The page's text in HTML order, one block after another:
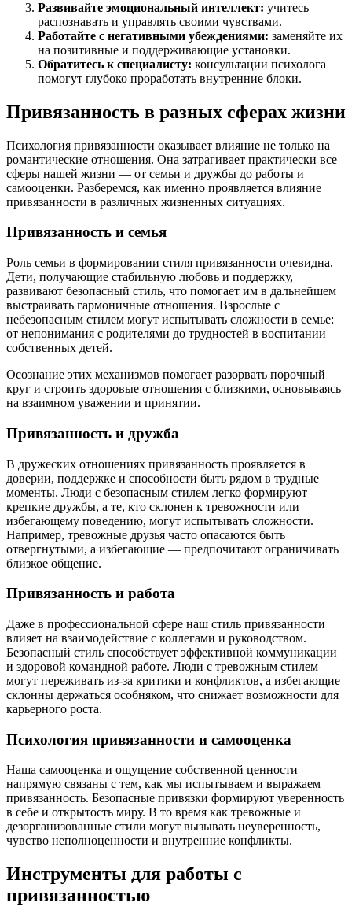
Развивайте эмоциональный интеллект: учитесь
распознавать и управлять своими чувствами.
Работайте с негативными убеждениями: заменяйте их
на позитивные и поддерживающие установки.
Обратитесь к специалисту: консультации психолога
помогут глубоко проработать внутренние блоки.
Привязанность в разных сферах жизни
Психология привязанности оказывает влияние не только на
романтические отношения. Она затрагивает практически все
сферы нашей жизни — от семьи и дружбы до работы и
самооценки. Разберемся, как именно проявляется влияние
привязанности в различных жизненных ситуациях.
Привязанность и семья
Роль семьи в формировании стиля привязанности очевидна.
Дети, получающие стабильную любовь и поддержку,
развивают безопасный стиль, что помогает им в дальнейшем
выстраивать гармоничные отношения. Взрослые с
небезопасным стилем могут испытывать сложности в семье:
от непонимания с родителями до трудностей в воспитании
собственных детей.
Осознание этих механизмов помогает разорвать порочный
круг и строить здоровые отношения с близкими, основываясь
на взаимном уважении и принятии.
Привязанность и дружба
В дружеских отношениях привязанность проявляется в
доверии, поддержке и способности быть рядом в трудные
моменты. Люди с безопасным стилем легко формируют
крепкие дружбы, а те, кто склонен к тревожности или
избегающему поведению, могут испытывать сложности.
Например, тревожные друзья часто опасаются быть
отвергнутыми, а избегающие — предпочитают ограничивать
близкое общение.
Привязанность и работа
Даже в профессиональной сфере наш стиль привязанности
влияет на взаимодействие с коллегами и руководством.
Безопасный стиль способствует эффективной коммуникации
и здоровой командной работе. Люди с тревожным стилем
могут переживать из-за критики и конфликтов, а избегающие
склонны держаться особняком, что снижает возможности для
карьерного роста.
Психология привязанности и самооценка
Наша самооценка и ощущение собственной ценности
напрямую связаны с тем, как мы испытываем и выражаем
привязанность. Безопасные привязки формируют уверенность
в себе и открытость миру. В то время как тревожные и
дезорганизованные стили могут вызывать неуверенность,
чувство неполноценности и внутренние конфликты.
Инструменты для работы с
привязанностью